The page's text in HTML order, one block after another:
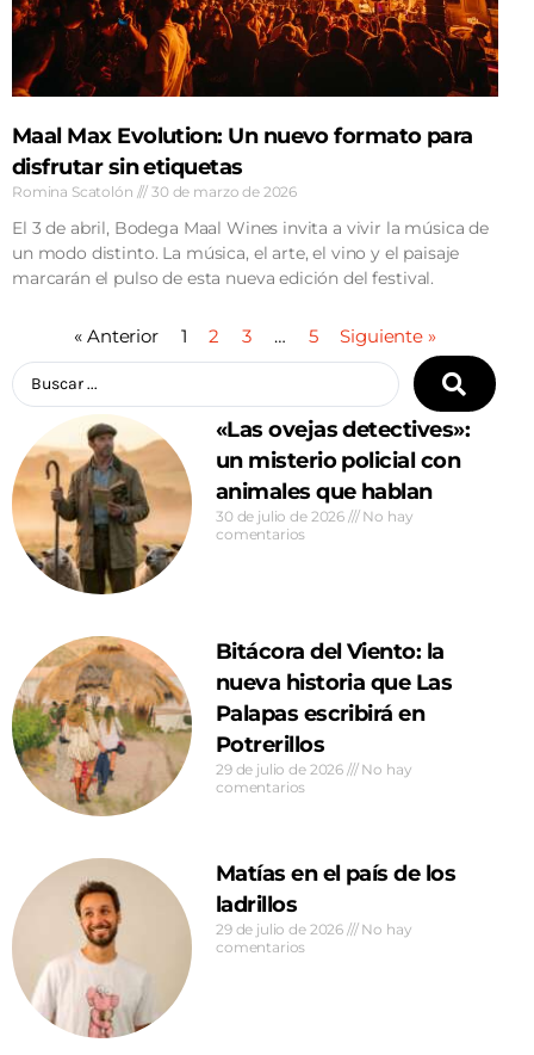
Maal Max Evolution: Un nuevo formato para
disfrutar sin etiquetas
Romina Scatolón 30 de marzo de 2026
El 3 de abril, Bodega Maal Wines invita a vivir la música de
un modo distinto. La música, el arte, el vino y el paisaje
marcarán el pulso de esta nueva edición del festival.
« Anterior 1 2 3 … 5 Siguiente »
«Las ovejas detectives»:
un misterio policial con
animales que hablan
30 de julio de 2026
No hay
comentarios
Bitácora del Viento: la
nueva historia que Las
Palapas escribirá en
Potrerillos
29 de julio de 2026
No hay
comentarios
Matías en el país de los
ladrillos
29 de julio de 2026
No hay
comentarios